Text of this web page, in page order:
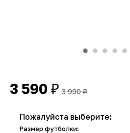
3 590 ₽ 3 990₽
Пожалуйста выберите:
Размер футболки: